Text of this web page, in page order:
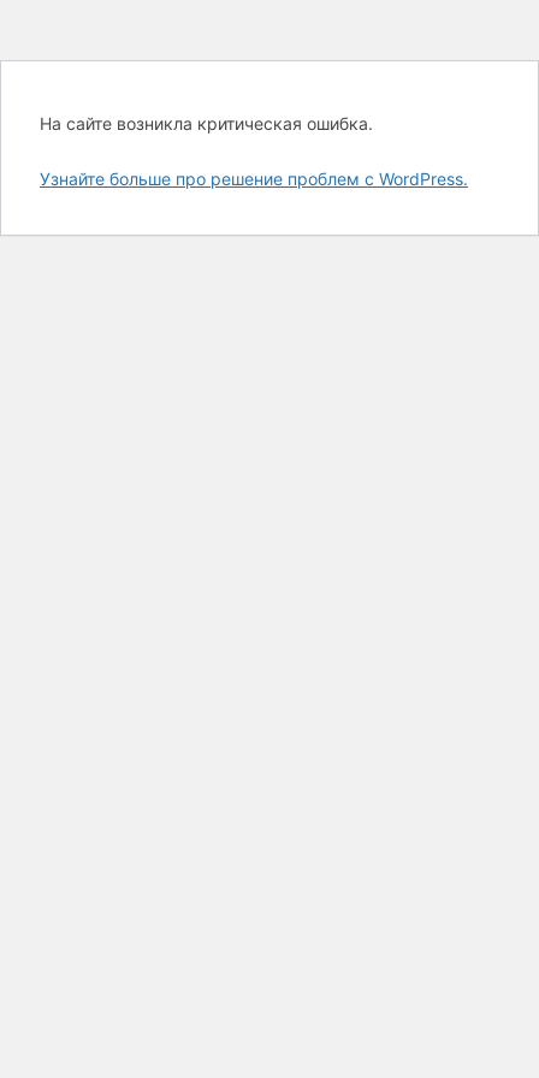
На сайте возникла критическая ошибка.
Узнайте больше про решение проблем с WordPress.